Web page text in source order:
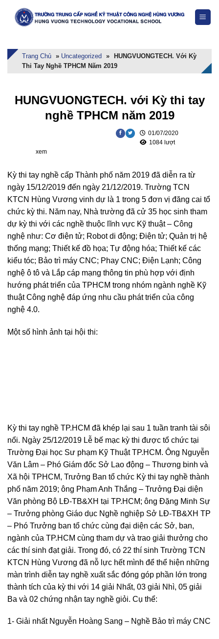
Trang Chủ » Uncategorized »
HUNGVUONGTECH. Với Kỳ
Thi Tay Nghề TPHCM Năm 2019
HUNGVUONGTECH. với Kỳ thi tay
nghề TPHCM năm 2019
01/07/2020
1084 lượt
xem
Kỳ thi tay nghề cấp Thành phố năm 2019 đã diễn ra từ
ngày 15/12/2019 đến ngày 21/12/2019. Trường TCN
KTCN Hùng Vương vinh dự là 1 trong 5 đơn vị đăng cai tổ
chức kỳ thi. Năm nay, Nhà trường đã cử 35 học sinh tham
dự kỳ thi với các nghề thuộc lĩnh vực Kỹ thuật – Công
nghệ như: Cơ điện tử; Robot di động; Điện tử; Quản trị hệ
thống mạng; Thiết kế đồ họa; Tự động hóa; Thiết kế các
kiểu tóc; Bảo trì máy CNC; Phay CNC; Điện Lạnh; Công
nghệ ô tô và Lắp cáp mạng thông tin phù hợp với định
hướng phát triển của TPHCM trong nhóm ngành nghề Kỹ
thuật Công nghệ đáp ứng nhu cầu phát triển của công
nghệ 4.0.
Một số hình ảnh tại hội thi:
Kỳ thi tay nghề TP.HCM đã khép lại sau 1 tuần tranh tài sôi
nổi. Ngày 25/12/2019 Lễ bế mạc kỳ thi được tổ chức tại
Trường Đại học Sư phạm Kỹ Thuật TP.HCM. Ông Nguyễn
Văn Lâm – Phó Giám đốc Sở Lao động – Thương binh và
Xã hội TPHCM, Trưởng Ban tổ chức Kỳ thi tay nghề thành
phố năm 2019; ông Phạm Anh Thắng – Trưởng Đại diện
Văn phòng Bộ LĐ-TB&XH tại TP.HCM; ông Đặng Minh Sự
– Trưởng phòng Giáo dục Nghề nghiệp Sở LĐ-TB&XH TP
– Phó Trưởng ban tổ chức cùng đại diện các Sở, ban,
ngành của TP.HCM cùng tham dự và trao giải thưởng cho
các thí sinh đạt giải. Trong đó, có 22 thí sinh Trường TCN
KTCN Hùng Vương đã nỗ lực hết mình để thể hiện những
màn trình diễn tay nghề xuất sắc đóng góp phần lớn trong
thành tích của kỳ thi với 14 giải Nhất, 03 giải Nhì, 05 giải
Ba và 02 chứng nhận tay nghề giỏi. Cụ thể:
1- Giải nhất Nguyễn Hoàng Sang – Nghề Bảo trì máy CNC